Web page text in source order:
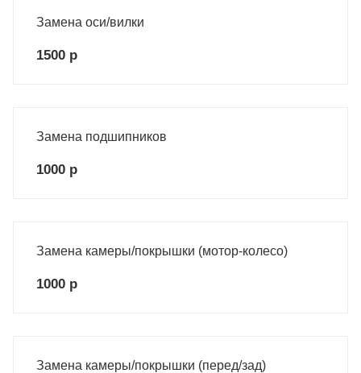
Замена оси/вилки
1500 р
Замена подшипников
1000 р
Замена камеры/покрышки (мотор-колесо)
1000 р
Замена камеры/покрышки (перед/зад)